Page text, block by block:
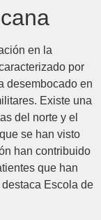
en la
por
desembocado en
Existe una
del norte y el
se han visto
han contribuido
que han
Escola de